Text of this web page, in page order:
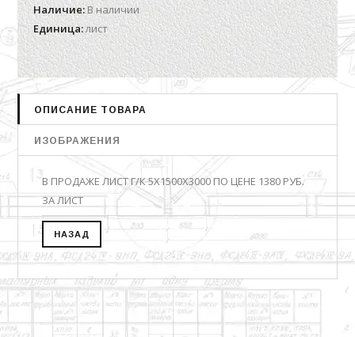
Наличие:В наличии
Единица:лист
ОПИСАНИЕ ТОВАРА
ИЗОБРАЖЕНИЯ
В ПРОДАЖЕ ЛИСТ Г/К 5Х1500Х3000 ПО ЦЕНЕ 1380 РУБ.
ЗА ЛИСТ